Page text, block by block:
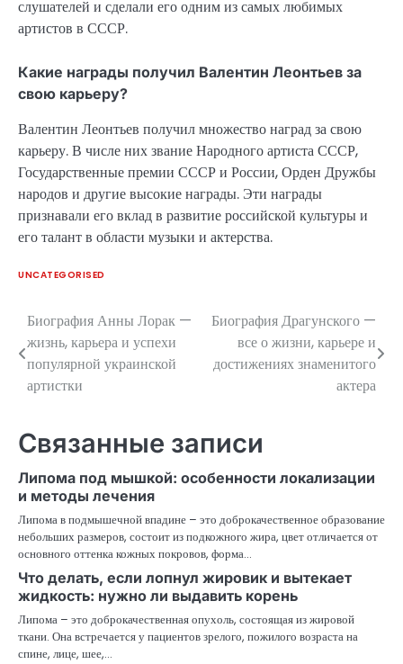
слушателей и сделали его одним из самых любимых
артистов в СССР.
Какие награды получил Валентин Леонтьев за
свою карьеру?
Валентин Леонтьев получил множество наград за свою
карьеру. В числе них звание Народного артиста СССР,
Государственные премии СССР и России, Орден Дружбы
народов и другие высокие награды. Эти награды
признавали его вклад в развитие российской культуры и
его талант в области музыки и актерства.
UNCATEGORISED
Навигация
по
записям
Биография Анны Лорак —
жизнь, карьера и успехи
популярной украинской
артистки
Биография Драгунского —
все о жизни, карьере и
достижениях знаменитого
актера
Связанные записи
Липома под мышкой: особенности локализации
и методы лечения
Липома в подмышечной впадине – это доброкачественное образование
небольших размеров, состоит из подкожного жира, цвет отличается от
основного оттенка кожных покровов, форма…
Что делать, если лопнул жировик и вытекает
жидкость: нужно ли выдавить корень
Липома – это доброкачественная опухоль, состоящая из жировой
ткани. Она встречается у пациентов зрелого, пожилого возраста на
спине, лице, шее,…